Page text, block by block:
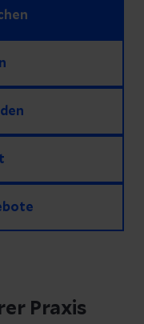
Praxis